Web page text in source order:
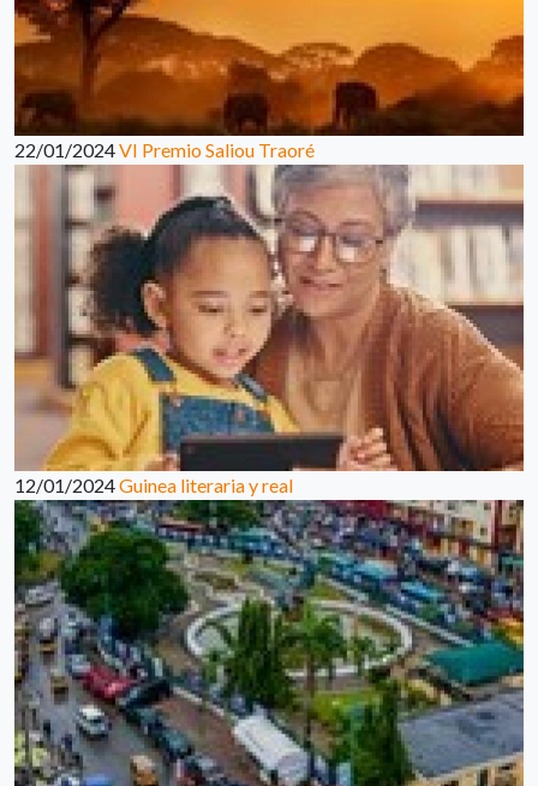
22/01/2024VI Premio Saliou Traoré
12/01/2024Guinea literaria y real